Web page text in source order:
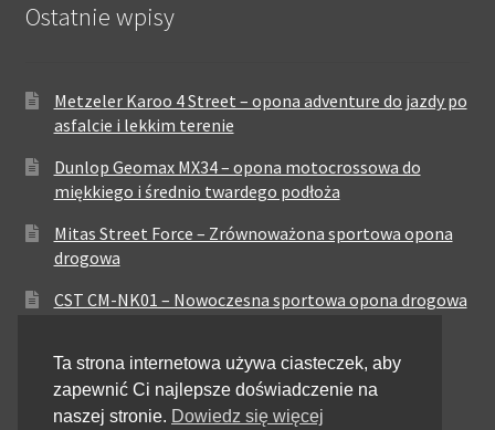
Ostatnie wpisy
Metzeler Karoo 4 Street – opona adventure do jazdy po
asfalcie i lekkim terenie
Dunlop Geomax MX34 – opona motocrossowa do
miękkiego i średnio twardego podłoża
Mitas Street Force – Zrównoważona sportowa opona
drogowa
CST CM-NK01 – Nowoczesna sportowa opona drogowa
zrównoważonych osiągach
Pirelli City Demon – Niezawodność w codziennej
Ta strona internetowa używa ciasteczek, aby
zapewnić Ci najlepsze doświadczenie na
naszej stronie. Dowiedz się więcej